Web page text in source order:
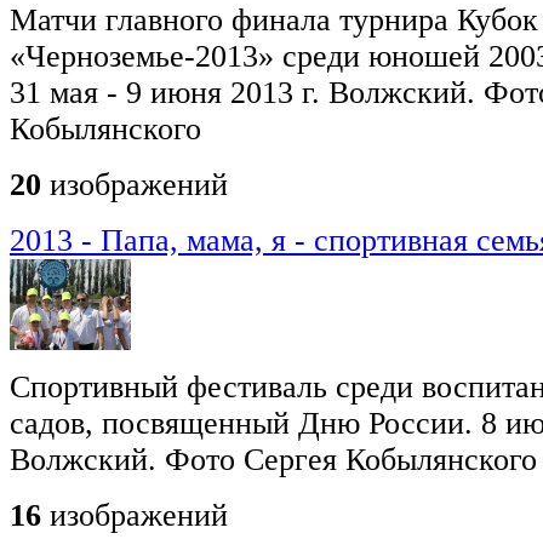
Матчи главного финала турнира
«Черноземье-2013» среди юношей
31 мая - 9 июня 2013 г. Волжский.
Кобылянского
20 изображений
2013 - Папа, мама, я - спортивная
Спортивный фестиваль среди
садов, посвященный Дню России. 8
Волжский. Фото Сергея Кобылянского
16 изображений